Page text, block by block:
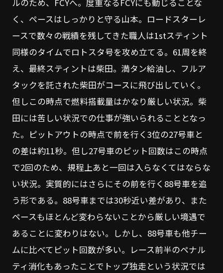
ルのため、FCYへ。度重なるFCYにも動じることな
く、ペースはしっかりと守る山本。ロードスターレ
ースで数々の戦績を残してきた職人は1stスティント
同様のタイムでロトスタ号を攻め立てる。61周を終
え、最終スティントは柴田。満タン給油し、フルア
タックを託された柴田がコースに飛び出していく。
但しこの時点で燃料搭載量はかなり厳しい状況。柴
田には苦しい状況での仕事が強いられることとなっ
た。ピットアウトの時点で前を行く3位の27号車と
の差は約11秒。但し27号車のピット回数はこの時点
で2回のため、規程上あと一回は入らなくてはならな
い状況。実質的にはさらにその前を行く88号車を追
う形である。88号車までは30秒近い差があり、また
ペースもほとんど変わらないことから厳しい境遇で
あることに変わりはない。しかし、88号車も他チー
ムに比べてピット回数が多い。レース前半のペナル
ティ消化もあったことでトップ独走という状況では